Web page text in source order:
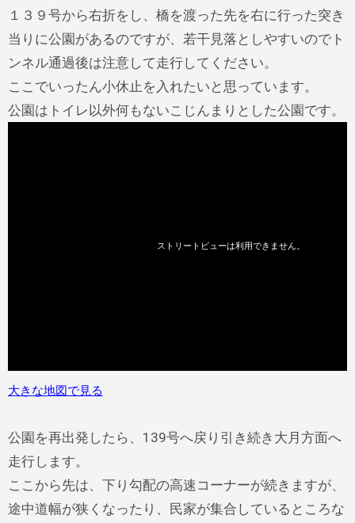
１３９号から右折をし、橋を渡った先を右に行った突き
当りに公園があるのですが、若干見落としやすいのでト
ンネル通過後は注意して走行してください。
ここでいったん小休止を入れたいと思っています。
公園はトイレ以外何もないこじんまりとした公園です。
大きな地図で見る
公園を再出発したら、139号へ戻り引き続き大月方面へ
走行します。
ここから先は、下り勾配の高速コーナーが続きますが、
途中道幅が狭くなったり、民家が集合しているところな